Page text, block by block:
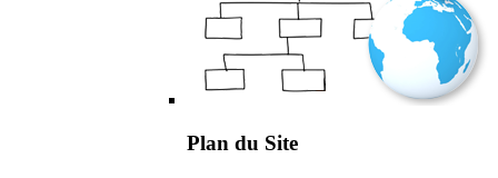
Plan du Site